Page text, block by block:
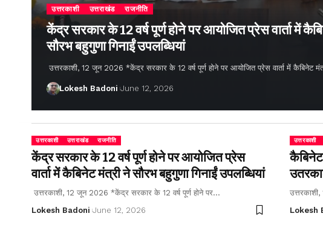
उत्तरकाशी उत्तराखंड राजनीति
केंद्र सरकार के 12 वर्ष पूर्ण होने पर आयोजित प्रेस वार्ता में
सौरभ बहुगुणा गिनाईं उपलब्धियां
उत्तरकाशी, 12 जून 2026 *केंद्र सरकार के 12 वर्ष पूर्ण होने पर आयोजित प्रेस वार्ता में कैबिनेट
Lokesh Badoni June 12, 2026
उत्तरकाशी उत्तराखंड राजनीति
केंद्र सरकार के 12 वर्ष पूर्ण होने पर आयोजित प्रेस
वार्ता में कैबिनेट मंत्री ने सौरभ बहुगुणा गिनाईं उपलब्धियां
उत्तरकाशी, 12 जून 2026 *केंद्र सरकार के 12 वर्ष पूर्ण होने पर…
Lokesh Badoni June 12, 2026
उत्तरकाशी
Lokesh